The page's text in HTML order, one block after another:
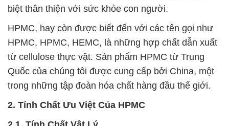
biệt thân thiện với sức khỏe con người.
HPMC, hay còn được biết đến với các tên gọi như
HPMC, HPMC, HEMC, là những hợp chất dẫn xuất
từ cellulose thực vật. Sản phẩm HPMC từ Trung
Quốc của chúng tôi được cung cấp bởi China, một
trong những tập đoàn hóa chất hàng đầu thế giới.
2. Tính Chất Ưu Việt Của HPMC